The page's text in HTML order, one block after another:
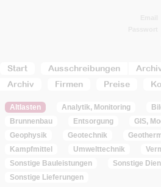
Start Ausschreibungen
Archiv
Firmen Preise
Altlasten Analytik, Monitoring
Brunnenbau
Entsorgung GIS,
Geophysik
Geotechnik
Kampfmittel
Umwelttechnik
Sonstige Bauleistungen
Sonstige
Sonstige Lieferungen